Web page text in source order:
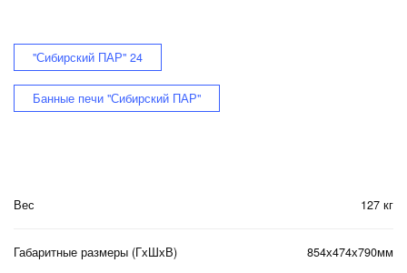
"Сибирский ПАР" 24
Банные печи "Сибирский ПАР"
Вес 127 кг
Габаритные размеры (ГхШхВ) 854х474х790мм